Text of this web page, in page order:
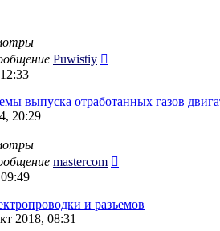
Puwistiy
выпуска отработанных газов
20:29
mastercom
и разъемов
2018, 08:31